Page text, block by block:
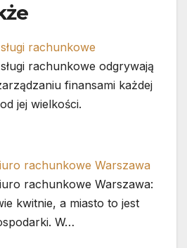
rachunkowe
rachunkowe odgrywają
finansami każdej
jej wielkości.
rachunkowe Warszawa
rachunkowe Warszawa:
kwitnie, a miasto to jest
W…